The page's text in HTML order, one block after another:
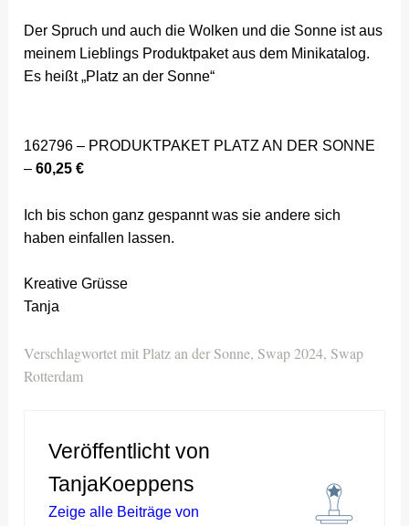
Der Spruch und auch die Wolken und die Sonne ist aus
meinem Lieblings Produktpaket aus dem Minikatalog.
Es heißt „Platz an der Sonne“
162796 – PRODUKTPAKET PLATZ AN DER SONNE
–60,25 €
Ich bis schon ganz gespannt was sie andere sich
haben einfallen lassen.
Kreative Grüsse
Tanja
Verschlagwortet mitPlatz an der Sonne, Swap 2024, Swap
Rotterdam
Veröffentlicht von
TanjaKoeppens
Zeige alle Beiträge von